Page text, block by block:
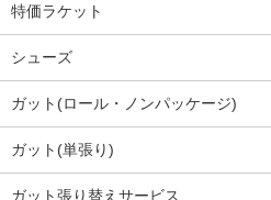
特価ラケット
シューズ
ガット(ロール・ノンパッケージ)
ガット(単張り)
ガット張り替えサービス